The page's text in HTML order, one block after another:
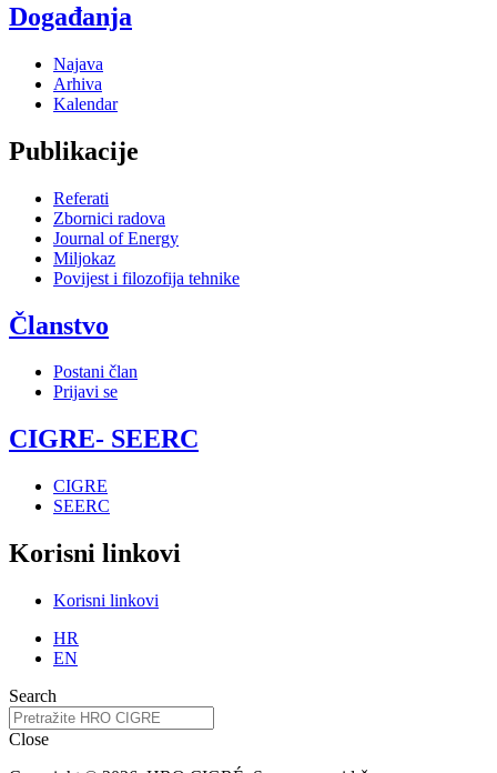
Događanja
Najava
Arhiva
Kalendar
Publikacije
Referati
Zbornici radova
Journal of Energy
Miljokaz
Povijest i filozofija tehnike
Članstvo
Postani član
Prijavi se
CIGRE- SEERC
CIGRE
SEERC
Korisni linkovi
Korisni linkovi
HR
EN
Search
Close